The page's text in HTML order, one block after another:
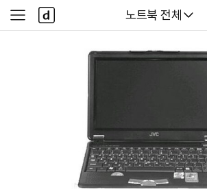
다나와
노트북 전체
사
이
다
나
와